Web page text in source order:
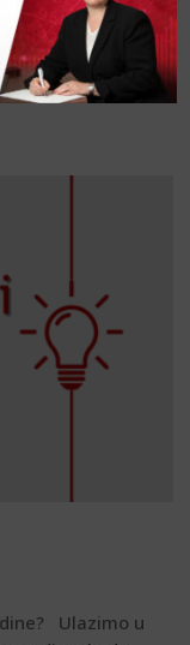
mi se učestalo
na
obraćati...
Ulazimo u